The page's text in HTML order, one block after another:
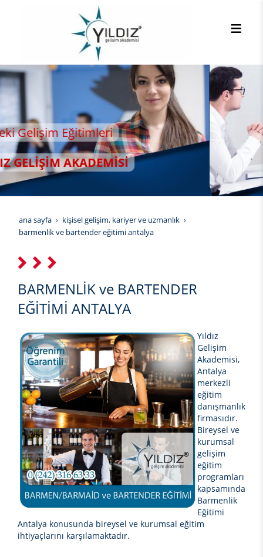
ana sayfa
kişisel gelişim, kariyer ve uzmanlık
barmenli̇k ve bartender eği̇ti̇mi̇ antalya
BARMENLİK ve BARTENDER
EĞİTİMİ ANTALYA
Yıldız
Gelişim
Akademisi,
Antalya
merkezli
eğitim
danışmanlık
firmasıdır.
Bireysel ve
kurumsal
gelişim
eğitim
programları
kapsamında
Barmenlik
Eğitimi
Antalya konusunda bireysel ve kurumsal eğitim
ihtiyaçlarını karşılamaktadır.